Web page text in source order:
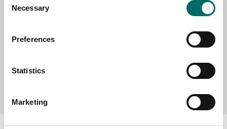
Selection
Necessary
Preferences
Statistics
Marketing